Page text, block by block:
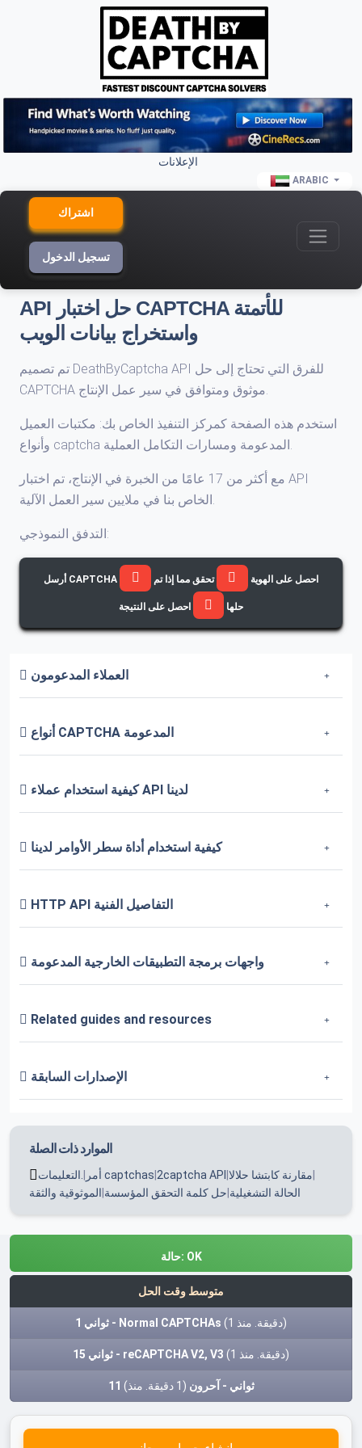
الإعلانات
ARABIC
اشتراك
تسجيل الدخول
API حل اختبار CAPTCHA للأتمتة
واستخراج بيانات الويب
تم تصميم DeathByCaptcha API للفرق التي تحتاج إلى حل
استخدم هذه الصفحة كمركز التنفيذ الخاص بك: مكتبات العميل
مع أكثر من 17 عامًا من الخبرة في الإنتاج، تم اختبار API
التدفق النموذجي:
أرسل CAPTCHA احصل على الهوية تحقق مما إذا تم
حلها
العملاء المدعومون
أنواع CAPTCHA المدعومة
كيفية استخدام عملاء API لدينا
كيفية استخدام أداة سطر الأوامر لدينا
HTTP API التفاصيل الفنية
واجهات برمجة التطبيقات الخارجية المدعومة
Related guides and resources
الإصدارات السابقة
الموارد ذات الصلة
أمر captchas 2captcha API مقارنة كابتشا حلالا
الموثوقية والثقة حل كلمة التحقق المؤسسة الحالة التشغيلية
حالة: OK
متوسط وقت الحل
1 ثواني - Normal CAPTCHAs (1 دقيقة. منذ)
15 ثواني - reCAPTCHA V2, V3 (1 دقيقة. منذ)
11 ثواني - آحرون (1 دقيقة. منذ)